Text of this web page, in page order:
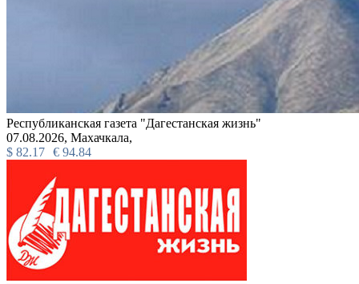
Республиканская газета "Дагестанская жизнь"
07.08.2026, Махачкала,
$ 82.17 € 94.84